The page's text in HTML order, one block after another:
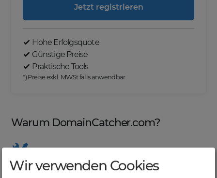
Warum DomainCatcher.com?
Nützliche Tools
Jetzt registrieren
Hohe Erfolgsquote
Günstige Preise
Praktische Tools
*) Preise exkl. MWSt falls anwendbar
Wir verwenden Cookies